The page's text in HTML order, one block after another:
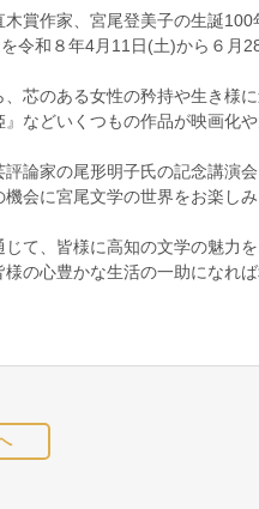
賞作家、宮尾登美子の生誕
令和８年4月11日(土)から６月
芯のある女性の矜持や生き様
などいくつもの作品が映画化
論家の尾形明子氏の記念講演
会に宮尾文学の世界をお楽しみ
て、皆様に高知の文学の魅力
様の心豊かな生活の一助になれ